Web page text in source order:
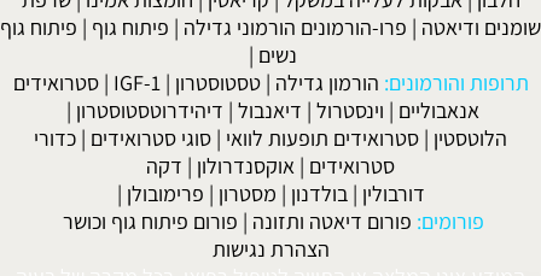
שומנים ודיאטה | פרו-הורמונים הורמוני גדילה | פיתוח גוף | פיתוח גוף
נשים |
תרופות והורמונים: הורמון גדילה |טסטוסטרון |
IGF-1
|סטרואידים
אנאבוליים | וינסטרול | דיאנבול | דיהידרוטסטוסטרון |
הלוטסטין | סטרואידים תופעות לוואי | סוגי סטרואידים | כדורי
סטרואידים | אוקסנדרולון | דקה
דורבולין | בולדנון | מסטרון | פרימובולן |
פורומים: פורום דיאטה ותזונה | פורום פיתוח גוף וכושר
הצהרת נגישות